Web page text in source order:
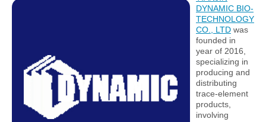
DYNAMIC BIO-
TECHNOLOGY
CO., LTD was
founded in
year of 2016,
specializing in
producing and
distributing
trace-element
products,
involving